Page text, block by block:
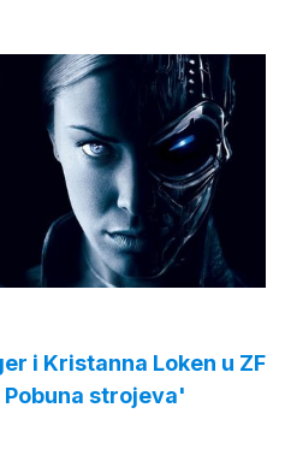
i Kristanna Loken u ZF
strojeva'